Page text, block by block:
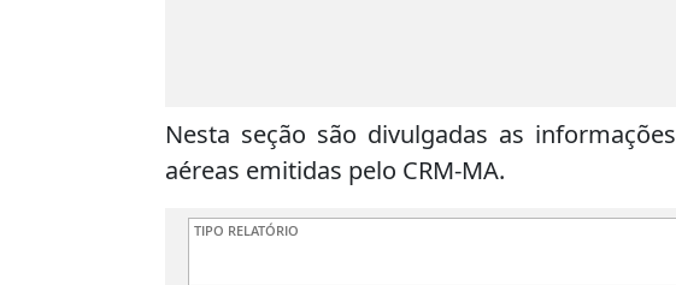
Nesta seção são divulgadas as
aéreas emitidas pelo CRM-MA.